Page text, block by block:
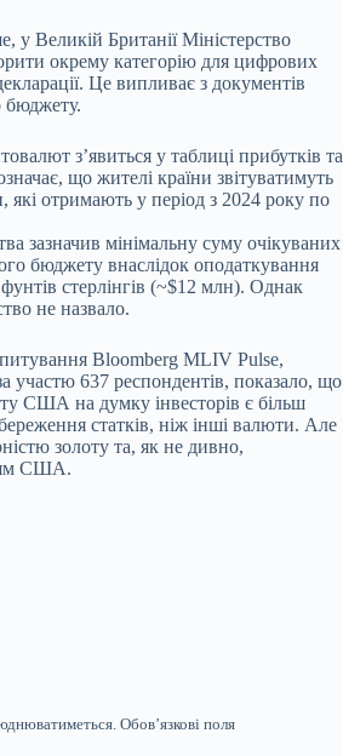
у Великій Британії Міністерство
окрему категорію для цифрових
Це випливає з документів
бюджету.
з’явиться у таблиці прибутків та
що жителі країни звітуватимуть
які отримають у період з 2024 року по
зазначив мінімальну суму очікуваних
бюджету внаслідок оподаткування
стерлінгів (~$12 млн). Однак
не назвало.
Bloomberg MLIV Pulse,
участю 637 респондентів, показало, що
США на думку інвесторів є більш
статків, ніж інші валюти. Але
золоту та, як не дивно,
США.
Обов’язкові поля